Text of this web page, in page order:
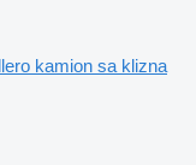
kamion sa klizna